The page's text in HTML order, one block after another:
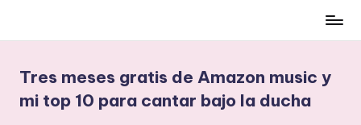
contenido
low-
cost
y
Tres meses gratis de Amazon music y
mi top 10 para cantar bajo la ducha